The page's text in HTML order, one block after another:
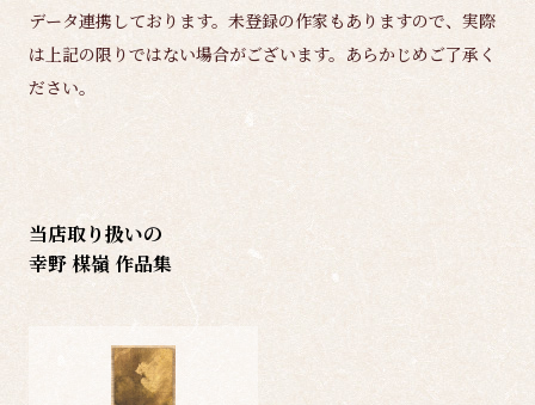
データ連携しております。未登録の作家もありますので、実際
は上記の限りではない場合がございます。あらかじめご了承く
ださい。
当店取り扱いの
幸野 楳嶺 作品集